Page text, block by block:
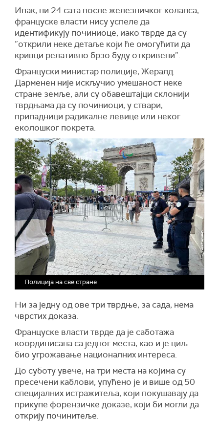
Ипак, ни 24 сата после железничког колапса,
француске власти нису успеле да
идентификују починиоце, иако тврде да су
”открили неке детаље који ће омогућити да
кривци релативно брзо буду откривени”.
Француски министар полиције, Жералд
Дарменен није искључио умешаност неке
стране земље, али су обавештајци склонији
тврдњама да су починиоци, у ствари,
припадници радикалне левице или неког
еколошког покрета.
Полиција на све стране
Ни за једну од ове три тврдње, за сада, нема
чврстих доказа.
Француске власти тврде да је саботажа
координисана са једног места, као и је циљ
био угрожавање националних интереса.
До суботу увече, на три места на којима су
пресечени каблови, упућено је и више од 50
специјалних истражитеља, који покушавају да
прикупе форензичке доказе, који би могли да
открију починитеље.